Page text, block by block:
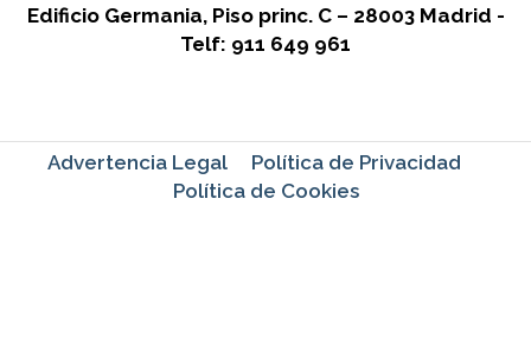
Edificio Germania, Piso princ. C – 28003 Madrid -
Telf: 911 649 961
Advertencia Legal
Política de Privacidad
Política de Cookies